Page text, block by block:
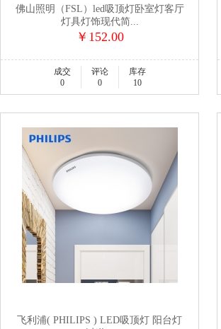
佛山照明（FSL）led吸顶灯卧室灯客厅
灯具灯饰现代简...
￥152.00
成交
0
评论
0
库存
10
飞利浦( PHILIPS ) LED吸顶灯 阳台灯